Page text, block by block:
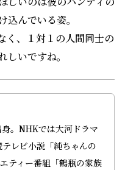
んでいる姿。
く、１対１の人間同士の
いですね。
。NHKでは大河ドラマ
テレビ小説「純ちゃんの
ティー番組「鶴瓶の家族